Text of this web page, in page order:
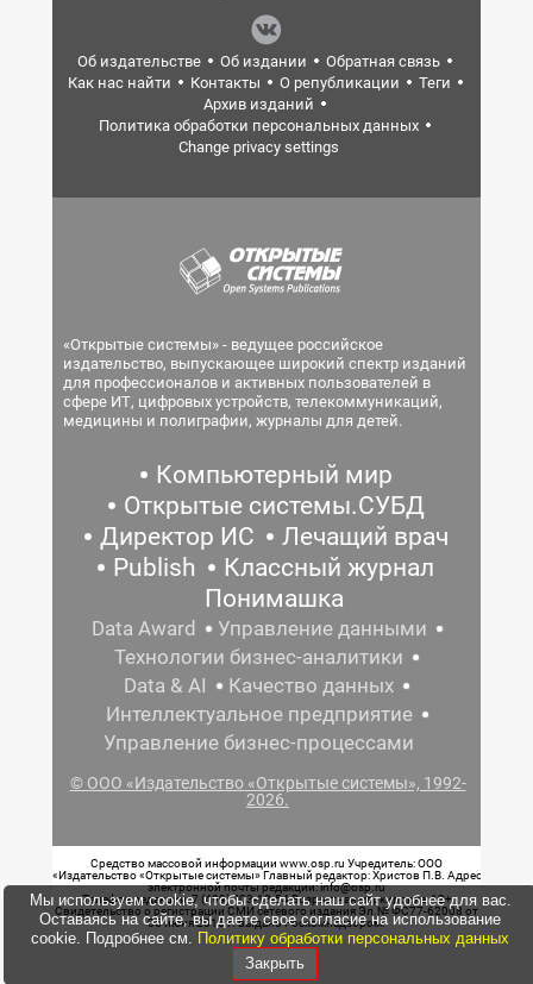
Об издательстве Об издании
Обратная связь
Как нас найти
Контакты О републикации
Теги
Архив изданий
Политика обработки персональных данных
Change privacy settings
«Открытые системы» - ведущее российское
издательство, выпускающее широкий спектр изданий
для профессионалов и активных пользователей в
сфере ИТ, цифровых устройств, телекоммуникаций,
медицины и полиграфии, журналы для детей.
Компьютерный мир
Открытые системы.СУБД
Директор ИС
Лечащий врач
Publish
Классный журнал
Понимашка
Data Award
Управление данными
Технологии бизнес-аналитики
Data & AI
Качество данных
Интеллектуальное предприятие
Управление бизнес-процессами
© ООО «Издательство «Открытые системы», 1992-
2026.
Средство массовой информации www.osp.ru Учредитель: ООО
«Издательство «Открытые системы» Главный редактор: Христов П.В. Адрес
электронной почты редакции: info@osp.ru
Телефон редакции: 7 (499) 703-18-54 Возрастная маркировка: 12+
Свидетельство о регистрации СМИ сетевого издания Эл.№ ФС77-62008 от
05 июня 2015 г. выдано Роскомнадзором.
Мы используем cookie, чтобы сделать наш сайт удобнее для вас.
Оставаясь на сайте, вы даете свое согласие на использование
cookie. Подробнее см. Политику обработки персональных данных
Закрыть